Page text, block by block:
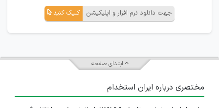
جهت دانلود نرم افزار و اپلیکیشن کلیک کنید
ابتدای صفحه
مختصری درباره ایران استخدام